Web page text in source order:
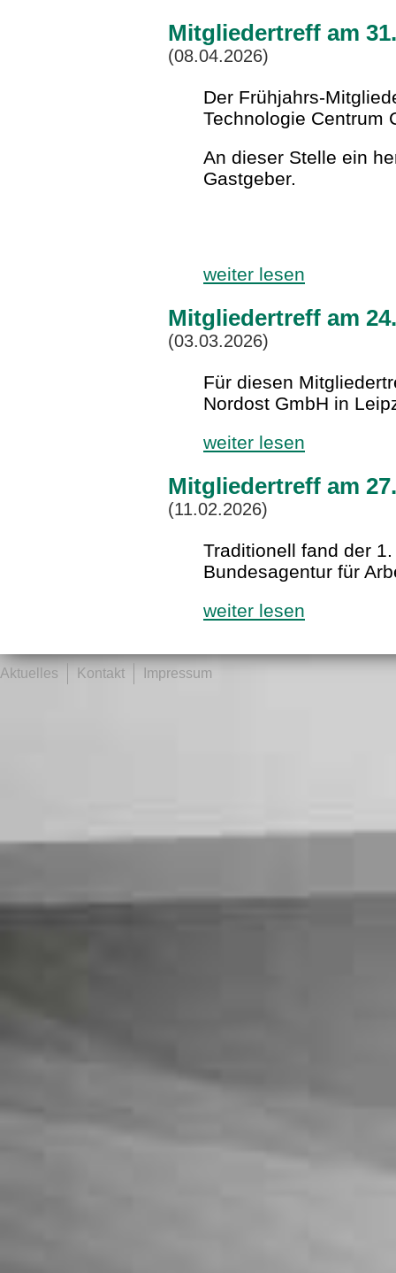
Mitgliedertreff am
(08.04.2026)
Der Frühjahrs-
Technologie Centrum
An dieser Stelle ein
Gastgeber.
weiter lesen
Mitgliedertreff am
(03.03.2026)
Für diesen
Nordost GmbH in
weiter lesen
Mitgliedertreff am
(11.02.2026)
Traditionell fand der
Bundesagentur für
weiter lesen
Aktuelles Kontakt Impressum